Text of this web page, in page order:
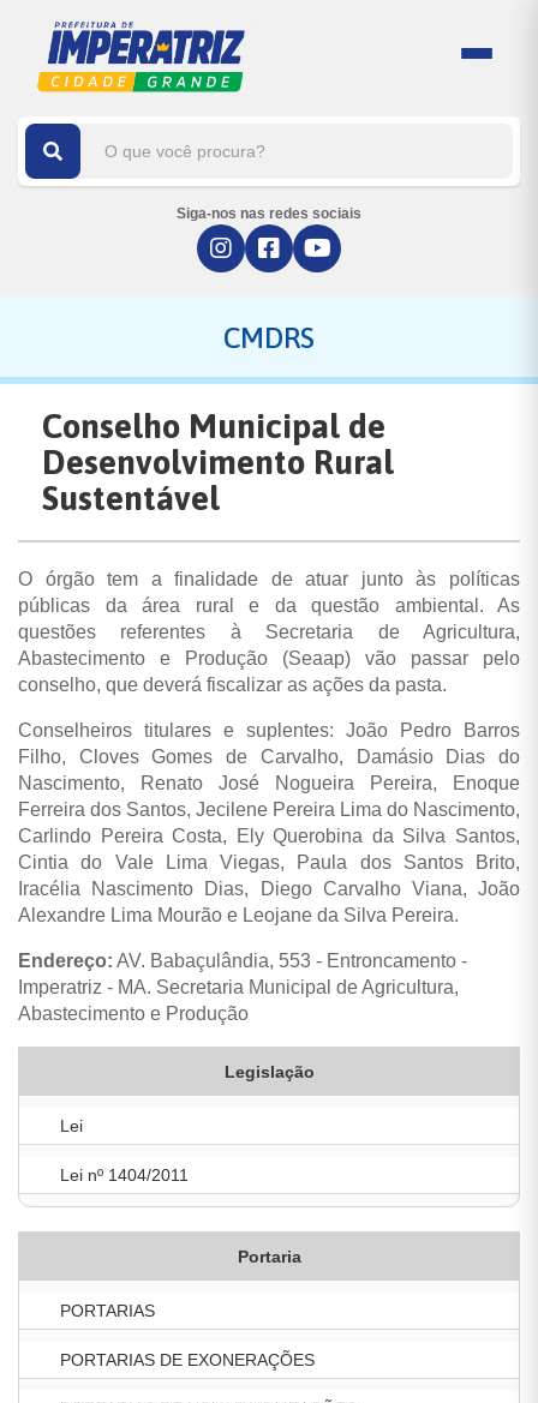
Siga-nos nas redes sociais
CMDRS
Conselho Municipal de
Desenvolvimento Rural
Sustentável
O órgão tem a finalidade de atuar junto às políticas
públicas da área rural e da questão ambiental. As
questões referentes à Secretaria de Agricultura,
Abastecimento e Produção (Seaap) vão passar pelo
conselho, que deverá fiscalizar as ações da pasta.
Conselheiros titulares e suplentes: João Pedro Barros
Filho, Cloves Gomes de Carvalho, Damásio Dias do
Nascimento, Renato José Nogueira Pereira, Enoque
Ferreira dos Santos, Jecilene Pereira Lima do Nascimento,
Carlindo Pereira Costa, Ely Querobina da Silva Santos,
Cintia do Vale Lima Viegas, Paula dos Santos Brito,
Iracélia Nascimento Dias, Diego Carvalho Viana, João
Alexandre Lima Mourão e Leojane da Silva Pereira.
Endereço: AV. Babaçulândia, 553 - Entroncamento -
Imperatriz - MA. Secretaria Municipal de Agricultura,
Abastecimento e Produção
Legislação
Lei
Lei nº 1404/2011
Portaria
PORTARIAS
PORTARIAS DE EXONERAÇÕES